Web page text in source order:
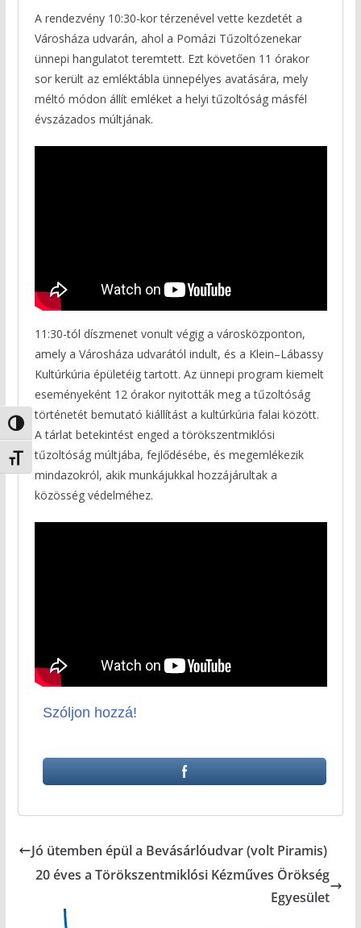
Nagy kontraszt váltása
Betűméret váltása
A rendezvény 10:30-kor térzenével vette kezdetét a
Városháza udvarán, ahol a Pomázi Tűzoltózenekar
ünnepi hangulatot teremtett. Ezt követően 11 órakor
sor került az emléktábla ünnepélyes avatására, mely
méltó módon állít emléket a helyi tűzoltóság másfél
évszázados múltjának.
11:30-tól díszmenet vonult végig a városközponton,
amely a Városháza udvarától indult, és a Klein–Lábassy
Kultúrkúria épületéig tartott. Az ünnepi program kiemelt
eseményeként 12 órakor nyitották meg a tűzoltóság
történetét bemutató kiállítást a kultúrkúria falai között.
A tárlat betekintést enged a törökszentmiklósi
tűzoltóság múltjába, fejlődésébe, és megemlékezik
mindazokról, akik munkájukkal hozzájárultak a
közösség védelméhez.
Szóljon hozzá!
Jó ütemben épül a Bevásárlóudvar (volt Piramis)
20 éves a Törökszentmiklósi Kézműves Örökség
Egyesület